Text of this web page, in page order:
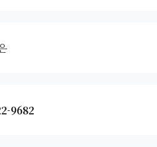
9682